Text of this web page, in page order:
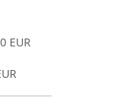
EUR